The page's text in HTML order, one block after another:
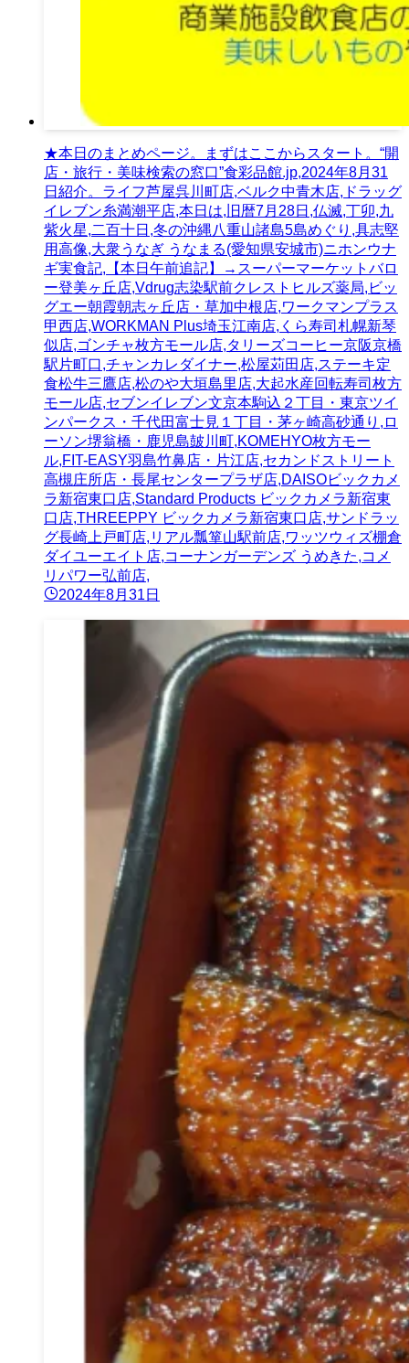
★本日のまとめページ。まずはここからスタート。“開
店・旅行・美味検索の窓口”食彩品館.jp,2024年8月31
日紹介。ライフ芦屋呉川町店,ベルク中青木店,ドラッグ
イレブン糸満潮平店,本日は,旧暦7月28日,仏滅,丁卯,九
紫火星,二百十日,冬の沖縄八重山諸島5島めぐり,具志堅
用高像,大衆うなぎ うなまる(愛知県安城市)ニホンウナ
ギ実食記,【本日午前追記】→スーパーマーケットバロ
ー登美ヶ丘店,Vdrug志染駅前クレストヒルズ薬局,ビッ
グエー朝霞朝志ヶ丘店・草加中根店,ワークマンプラス
甲西店,WORKMAN Plus埼玉江南店,くら寿司札幌新琴
似店,ゴンチャ枚方モール店,タリーズコーヒー京阪京橋
駅片町口,チャンカレダイナー,松屋苅田店,ステーキ定
食松牛三鷹店,松のや大垣島里店,大起水産回転寿司枚方
モール店,セブンイレブン文京本駒込２丁目・東京ツイ
ンパークス・千代田富士見１丁目・茅ヶ崎高砂通り,ロ
ーソン堺翁橋・鹿児島皷川町,KOMEHYO枚方モー
ル,FIT-EASY羽島竹鼻店・片江店,セカンドストリート
高槻庄所店・長尾センタープラザ店,DAISOビックカメ
ラ新宿東口店,Standard Products ビックカメラ新宿東
口店,THREEPPY ビックカメラ新宿東口店,サンドラッ
グ長崎上戸町店,リアル瓢箪山駅前店,ワッツウィズ棚倉
ダイユーエイト店,コーナンガーデンズ うめきた,コメ
リパワー弘前店,
2024年8月31日